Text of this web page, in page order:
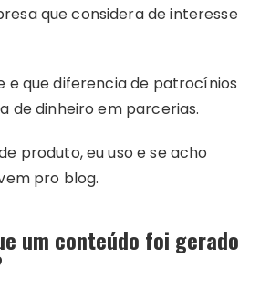
que considera de interesse
e que diferencia de patrocínios
de dinheiro em parcerias.
produto, eu uso e se acho
pro blog.
um conteúdo foi gerado